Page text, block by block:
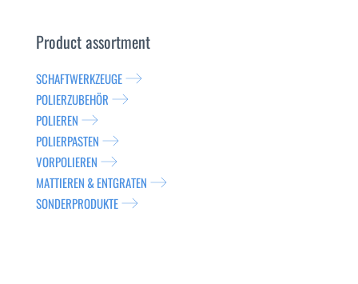
Product assortment
SCHAFTWERKZEUGE
POLIERZUBEHÖR
POLIEREN
POLIERPASTEN
VORPOLIEREN
MATTIEREN & ENTGRATEN
SONDERPRODUKTE